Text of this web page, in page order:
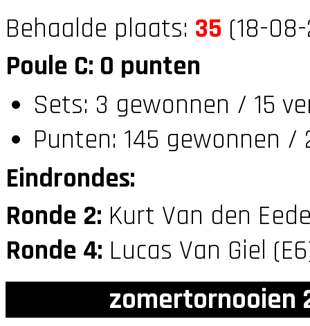
Behaalde plaats: 35 (18-
Poule C: 0 punten
Sets: 3 gewonnen / 15
Punten: 145 gewonnen /
Eindrondes:
Ronde 2: Kurt Van den
Ronde 4: Lucas Van Giel
zomertornooien